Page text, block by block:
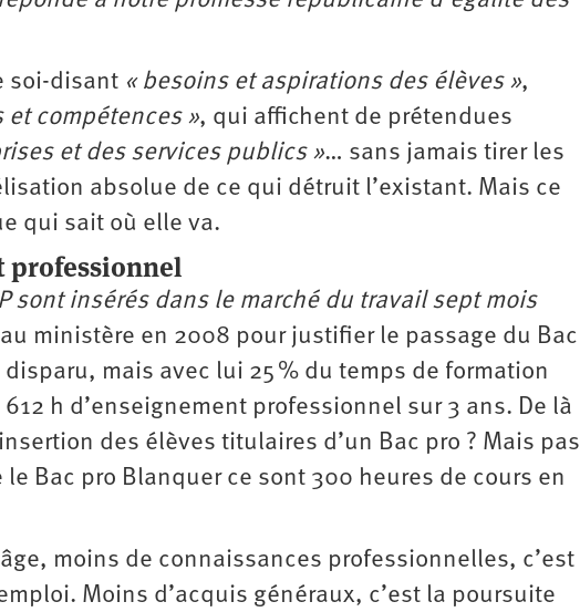
soi-disant « besoins et aspirations des élèves »,
et compétences », qui affichent de prétendues
et des services publics »… sans jamais tirer les
absolue de ce qui détruit l’existant. Mais ce
qui sait où elle va.
professionnel
sont insérés dans le marché du travail sept mois
ministère en 2008 pour justifier le passage du Bac
disparu, mais avec lui 25 % du temps de formation
h d’enseignement professionnel sur 3 ans. De là
des élèves titulaires d’un Bac pro ? Mais pas
Bac pro Blanquer ce sont 300 heures de cours en
moins de connaissances professionnelles, c’est
Moins d’acquis généraux, c’est la poursuite